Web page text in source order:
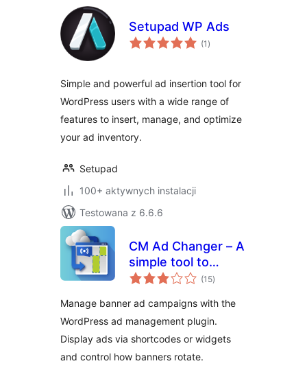
Setupad WP Ads
(1 wszystkich
ocen
)
Simple and powerful ad insertion tool for
WordPress users with a wide range of
features to insert, manage, and optimize
your ad inventory.
Setupad
100+ aktywnych instalacji
Testowana z 6.6.6
CM Ad Changer – A
simple tool to
control and
banners
(15wszystkich
ocen
)
Manage banner ad campaigns with the
WordPress ad management plugin.
Display ads via shortcodes or widgets
and control how banners rotate.